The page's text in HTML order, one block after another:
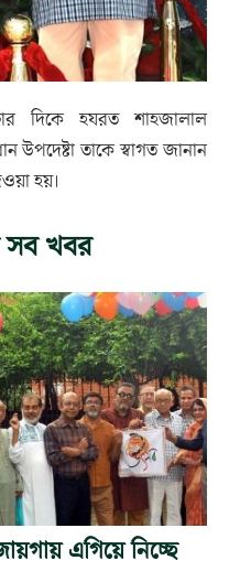
দিকে হযরত শাহজালাল
উপদেষ্টা তাকে স্বাগত জানান
হয়।
সব খবর
এগিয়ে নিচ্ছে